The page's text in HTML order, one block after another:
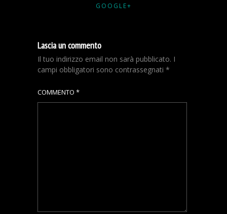
GOOGLE+
Lascia un commento
Il tuo indirizzo email non sarà pubblicato. I
campi obbligatori sono contrassegnati *
COMMENTO *